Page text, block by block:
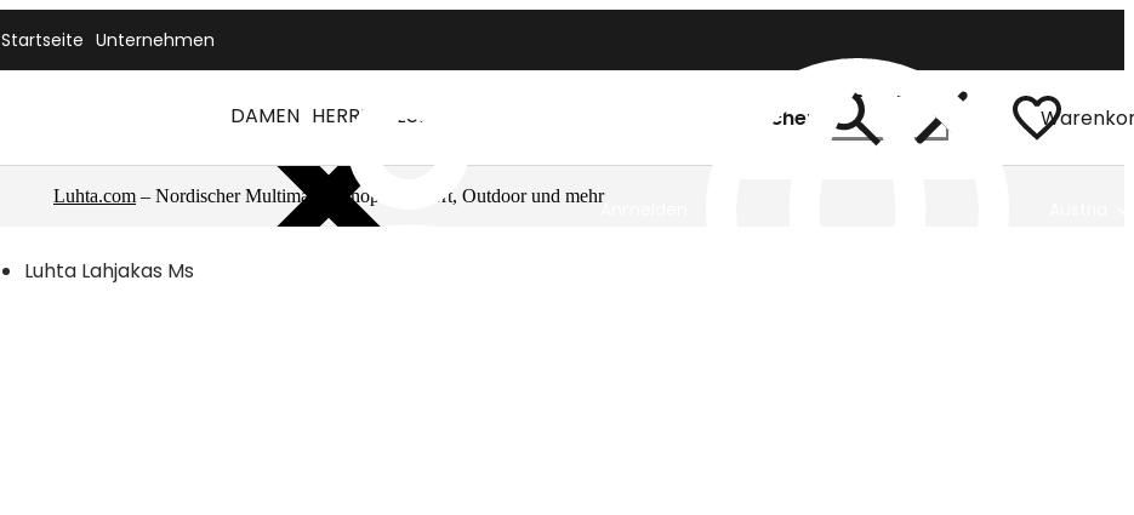
Startseite Unternehmen
Anmelden
DAMEN HERREN LUHTA Suchen
Luhta.com – Nordischer Multimarkenshop für Sport, Outdoor und mehr
Luhta Lahjakas Ms